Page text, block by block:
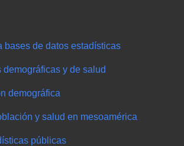
bases de datos estadísticas
demográficas y de salud
demográfica
y salud en mesoamérica
públicas